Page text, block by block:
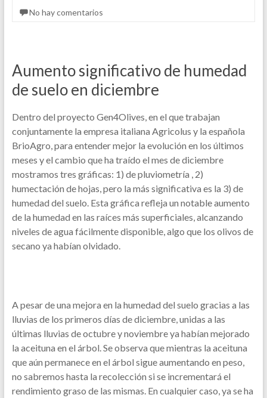
No hay comentarios
Aumento significativo de humedad
de suelo en diciembre
Dentro del proyecto Gen4Olives, en el que trabajan
conjuntamente la empresa italiana Agricolus y la española
BrioAgro, para entender mejor la evolución en los últimos
meses y el cambio que ha traído el mes de diciembre
mostramos tres gráficas: 1) de pluviometría , 2)
humectación de hojas, pero la más significativa es la 3) de
humedad del suelo. Esta gráfica refleja un notable aumento
de la humedad en las raíces más superficiales, alcanzando
niveles de agua fácilmente disponible, algo que los olivos de
secano ya habían olvidado.
A pesar de una mejora en la humedad del suelo gracias a las
lluvias de los primeros días de diciembre, unidas a las
últimas lluvias de octubre y noviembre ya habían mejorado
la aceituna en el árbol. Se observa que mientras la aceituna
que aún permanece en el árbol sigue aumentando en peso,
no sabremos hasta la recolección si se incrementará el
rendimiento graso de las mismas. En cualquier caso, ya se ha